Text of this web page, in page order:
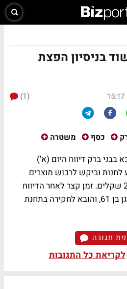
בניסיון הפצת
(1)
כסף משטרה
בבני ברק דיווח היום (א')
וביקש לרכוש מוצרים
בשטרות מזויפים של 200 שקלים. זמן קצר לאחר הדיווח
נעצר החשוד, תושב רמת גן בן 61, והובא לחקירה בתחנת
תגובה
לקריאת כל התגובות